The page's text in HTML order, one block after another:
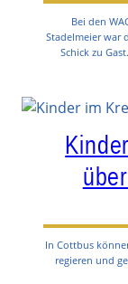
Bei den
Stadelmeier war
Schick zu
In Cottbus
regieren und